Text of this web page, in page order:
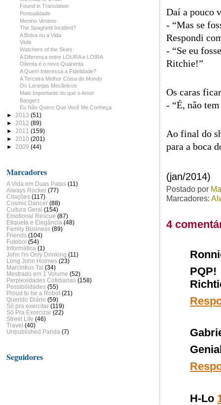
Daí a pouco
- “Mas se
Respondi
- “Se eu
Ritchie!”
Os caras
- “É, não
Ao final do
para a boca
(jan/2014)
Postado por
Marcadores:
4
H-Lo
Found in Translation
Pontualidade
Menino Veneno
The Spaghetti Incident?
A Bolsa ou a Vida
Viola
Watchers of the Skies
A Diferença entre LOURA e LOIRA
Oitenta é o novo Quarenta
A Quem Interessa a Fidelidade?
A Terceira Melhor Coisa do Mundo
Os Laranjas Mecânicos
Mais Importante do que o Amor
Bangerz
Eu Não Quero Que Você Me Conheça
► 2013 (51)
► 2012 (89)
► 2011 (159)
► 2010 (201)
► 2009 (44)
Marcadores
A Vida em Duas Patas (11)
Always Rocker (77)
Citações (117)
Cosmic Dancer (88)
Cultura Geral (154)
Emotional Rescue (87)
Etiqueta e Elegância (48)
Family Business (89)
Friends (104)
Futebol (54)
Informática (1)
John I'm Only Drinking (11)
Long John Holmes (23)
Marcinkus Tai (34)
Mestrado em 1 Volume (52)
Perplexidades Cotidianas (158)
Possibilidades (55)
Proud to be a Robot (21)
Querido Diário (59)
Só pra exercitar (119)
Só Pra Exorcizar (22)
Street Life (46)
Travel (40)
Unpublished Panda (7)
Seguidores